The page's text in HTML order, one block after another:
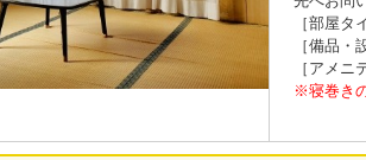
［部屋タ
［備品
［アメ
※寝巻き